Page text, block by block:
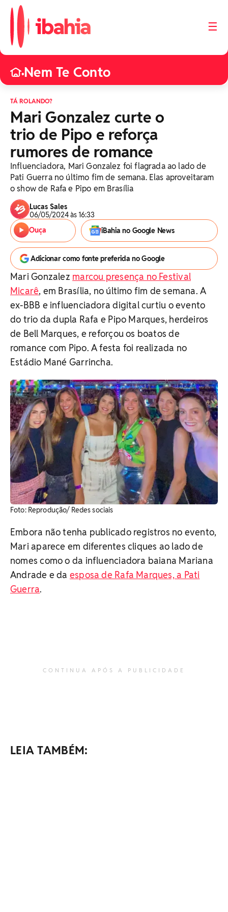
☰
•Nem Te Conto
TÁ ROLANDO?
Mari Gonzalez curte o
trio de Pipo e reforça
rumores de romance
Influenciadora, Mari Gonzalez foi flagrada ao lado de
Pati Guerra no último fim de semana. Elas aproveitaram
o show de Rafa e Pipo em Brasília
Lucas Sales
06/05/2024 às 16:33
Ouça
iBahia no Google News
Adicionar como fonte preferida no Google
Mari Gonzalez marcou presença no Festival
Micarê, em Brasília, no último fim de semana. A
ex-BBB e influenciadora digital curtiu o evento
do trio da dupla Rafa e Pipo Marques, herdeiros
de Bell Marques, e reforçou os boatos de
romance com Pipo. A festa foi realizada no
Estádio Mané Garrincha.
Foto: Reprodução/ Redes sociais
Embora não tenha publicado registros no evento,
Mari aparece em diferentes cliques ao lado de
nomes como o da influenciadora baiana Mariana
Andrade e da esposa de Rafa Marques, a Pati
Guerra.
CONTINUA APÓS A PUBLICIDADE
LEIA TAMBÉM: